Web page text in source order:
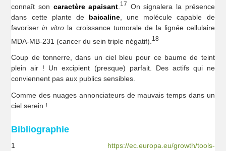
connaît son caractère apaisant 17
On signalera la présence
dans cette plante de baicaline , une molécule capable de
favoriserin vitro la croissance tumorale de la lignée cellulaire
MDA-MB-231 (cancer du sein triple négatif). 18
Coup de tonnerre, dans un ciel bleu pour ce baume de teint
plein air ! Un excipient (presque) parfait. Des actifs qui ne
conviennent pas aux publics sensibles.
Comme des nuages annonciateurs de mauvais temps dans un
ciel serein !
Bibliographie
1 https://ec.europa.eu/growth/tools-